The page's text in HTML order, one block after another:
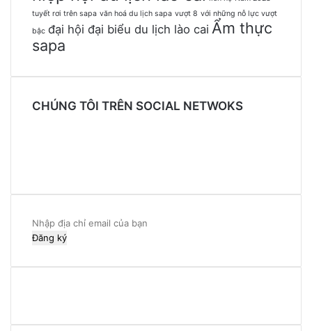
tuyết rơi trên sapa văn hoá du lịch sapa vượt 8 với những nỗ lực vượt
bậc đại hội đại biểu du lịch lào cai Ẩm thực
sapa
CHÚNG TÔI TRÊN SOCIAL NETWOKS
Nhập
địa
email